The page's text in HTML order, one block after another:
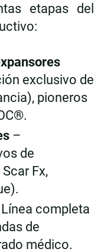
etapas del
exclusivo de
pioneros
–
de
Fx,
completa
de
médico.